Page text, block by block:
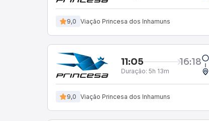
9,0 Viação Princesa dos Inhamuns
11:05 16:18
Duração: 5h 13m
9,0 Viação Princesa dos Inhamuns